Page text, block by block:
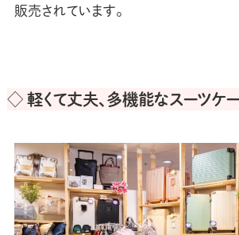
販売されています。
◇ 軽くて丈夫、多機能なスーツケ